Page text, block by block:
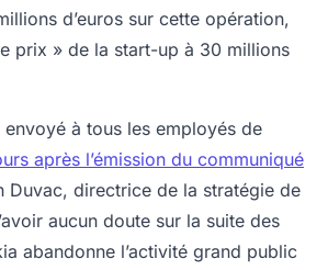
d’euros sur cette opération,
prix » de la start-up à 30 millions
envoyé à tous les employés de
après l’émission du communiqué
Duvac, directrice de la stratégie de
aucun doute sur la suite des
abandonne l’activité grand public